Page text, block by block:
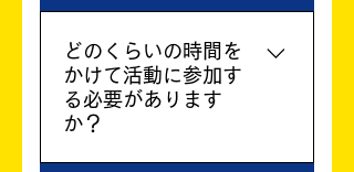
クトへの参加 文化イベン
トの開催: 地域住民向けの
文化イベントの開催 募金
活動: 様々な災害時の募金
活動
お問い合わせください。
どのくらいの時間を
かけて活動に参加す
る必要があります
か？